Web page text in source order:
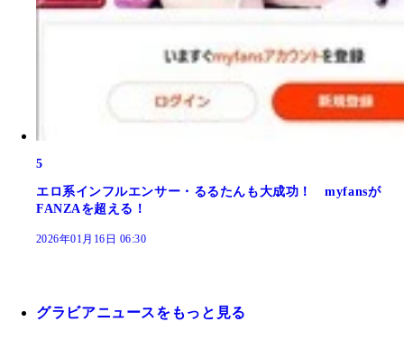
5
エロ系インフルエンサー・るるたんも大成功！ myfansが
FANZAを超える！
2026年01月16日 06:30
グラビアニュースをもっと見る